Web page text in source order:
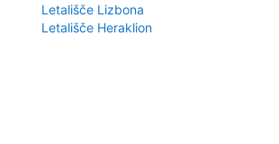
Letališče Lizbona
Letališče Heraklion